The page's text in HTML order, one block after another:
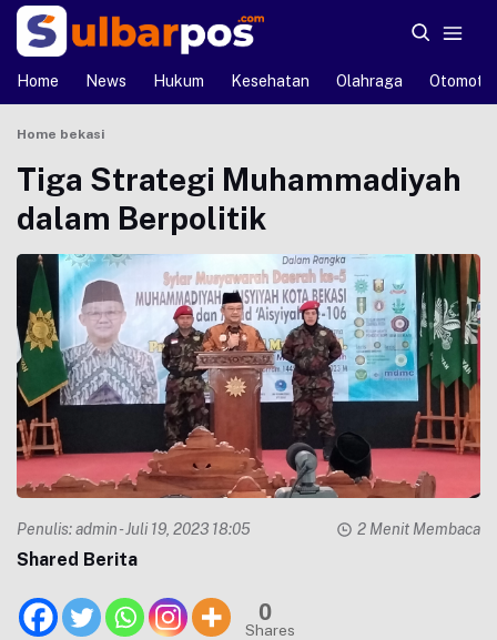
Home News Hukum Kesehatan Olahraga Otomotif
Home bekasi
Tiga Strategi Muhammadiyah
dalam Berpolitik
Penulis:admin- Juli 19, 2023 18:05 2 Menit Membaca
Shared Berita
0
Shares